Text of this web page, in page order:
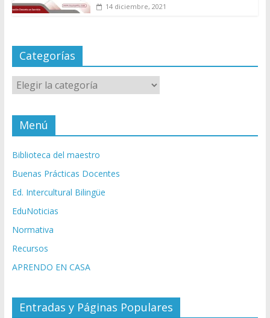
14 diciembre, 2021
Categorías
Categorías
Menú
Biblioteca del maestro
Buenas Prácticas Docentes
Ed. Intercultural Bilingüe
EduNoticias
Normativa
Recursos
APRENDO EN CASA
Entradas y Páginas Populares